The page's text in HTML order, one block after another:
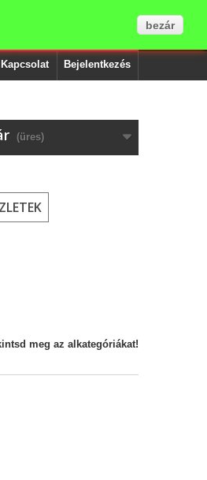
Bejelentkezés
Kapcsolat
(üres)
meg az alkategóriákat!
bezár